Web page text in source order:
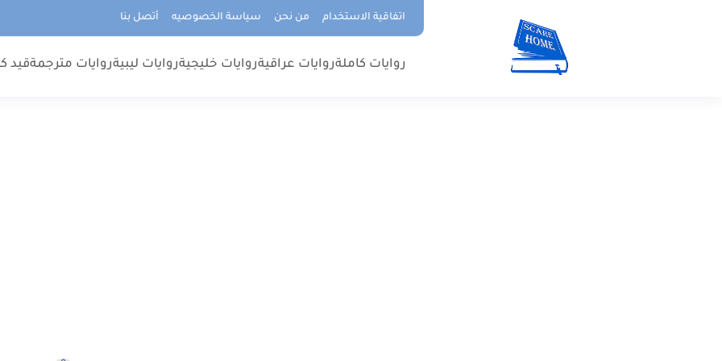
اتفاقية الاستخدام من نحن سياسة الخصوصيه أتصل بنا
روايات كاملةروايات عراقيةروايات خليجيةروايات ليبيةروايات مترجمةقيد